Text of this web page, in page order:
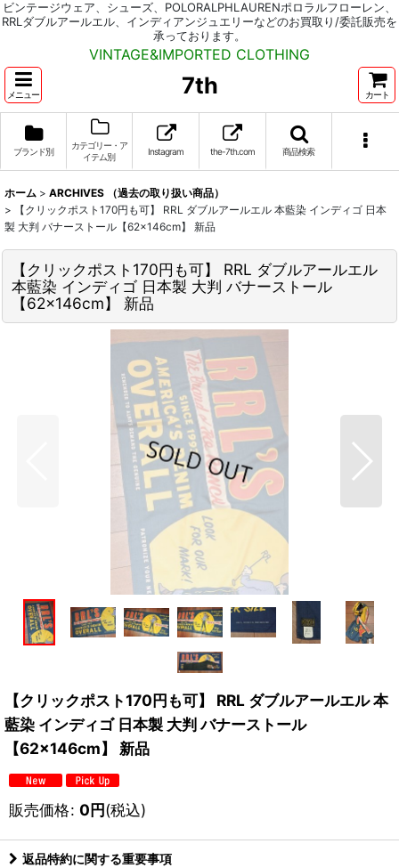
ビンテージウェア、シューズ、POLORALPHLAURENポロラルフローレン、
RRLダブルアールエル、インディアンジュエリーなどのお買取り/委託販売を
承っております。
VINTAGE&IMPORTED CLOTHING
メニュー 7th カート
ブランド別
カテゴリー・ア
イテム別
Instagram the-7th.com 商品検索
ホーム > ARCHIVES （過去の取り扱い商品）
>
【クリックポスト170円も可】 RRL ダブルアールエル 本藍染 インディゴ 日本
製 大判 バナーストール【62×146cm】 新品
【クリックポスト170円も可】 RRL ダブルアールエル
本藍染 インディゴ 日本製 大判 バナーストール
【62×146cm】 新品
【クリックポスト170円も可】 RRL ダブルアールエル 本
藍染 インディゴ 日本製 大判 バナーストール
【62×146cm】 新品
販売価格: 0円(税込)
返品特約に関する重要事項